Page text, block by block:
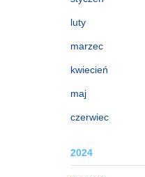
luty
marzec
kwiecień
maj
czerwiec
2024